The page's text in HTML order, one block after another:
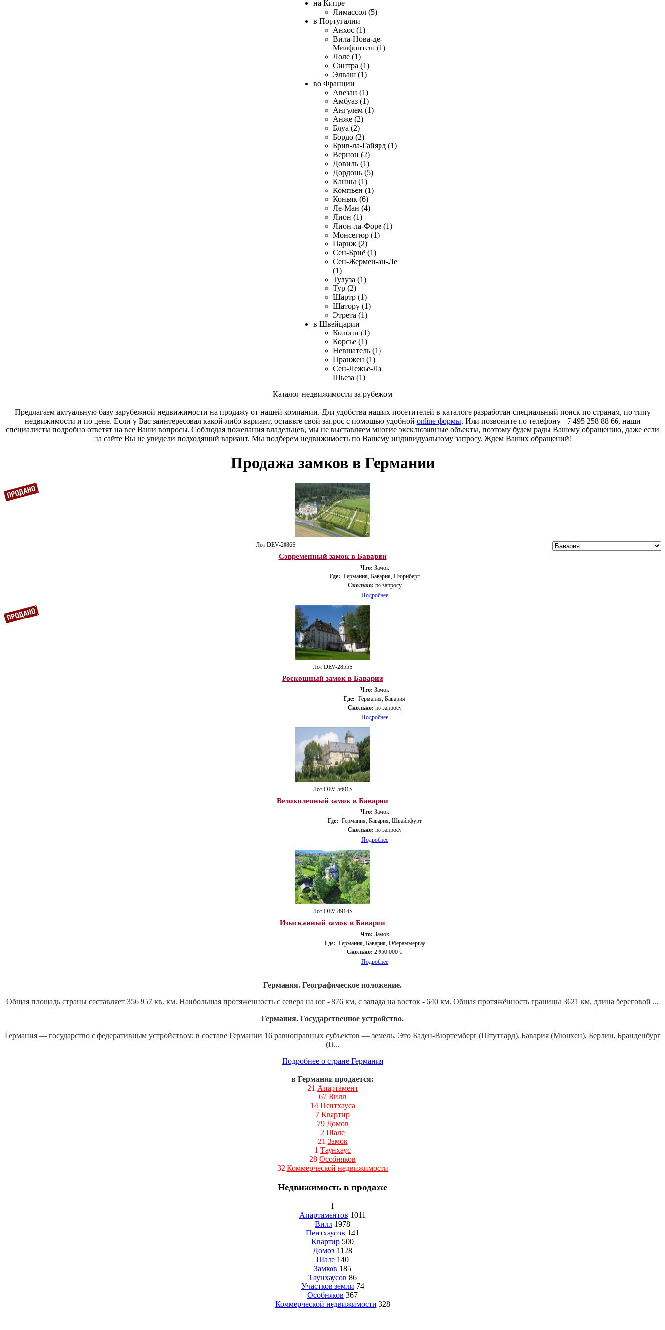
на Кипре
Лимассол (5)
в Португалии
Анхос (1)
Вила-Нова-де-
Милфонтеш (1)
Лоле (1)
Синтра (1)
Элваш (1)
во Франции
Авезан (1)
Амбуаз (1)
Ангулем (1)
Анже (2)
Блуа (2)
Бордо (2)
Брив-ла-Гайярд (1)
Вернон (2)
Довиль (1)
Дордонь (5)
Канны (1)
Компьен (1)
Коньяк (6)
Ле-Ман (4)
Лион (1)
Лион-ла-Форе (1)
Монсегюр (1)
Париж (2)
Сен-Бриё (1)
Сен-Жермен-ан-Ле
(1)
Тулуза (1)
Тур (2)
Шартр (1)
Шатору (1)
Этрета (1)
в Швейцарии
Колони (1)
Корсье (1)
Невшатель (1)
Пранжен (1)
Сен-Лежье-Ла
Шьеза (1)
Каталог недвижимости за рубежом
Предлагаем актуальную базу зарубежной недвижимости на продажу от нашей компании. Для удобства наших посетителей в каталоге разработан специальный поиск по странам, по типу
недвижимости и по цене. Если у Вас заинтересовал какой-либо вариант, оставьте свой запрос с помощью удобной online формы. Или позвоните по телефону +7 495 258 88 66, наши
специалисты подробно ответят на все Ваши вопросы. Соблюдая пожелания владельцев, мы не выставляем многие эксклюзивные объекты, поэтому будем рады Вашему обращению, даже если
на сайте Вы не увидели подходящий вариант. Мы подберем недвижимость по Вашему индивидуальному запросу. Ждем Ваших обращений!
Продажа замков в Германии
Лот DEV-2086S
Современный замок в Баварии
Что: Замок
Где: Германия, Бавария, Нюрнберг
Сколько: по запросу
Подробнее
Лот DEV-2855S
Роскошный замок в Баварии
Что: Замок
Где: Германия, Бавария
Сколько: по запросу
Подробнее
Лот DEV-5601S
Великолепный замок в Баварии
Что: Замок
Где: Германия, Бавария, Швайнфурт
Сколько: по запросу
Подробнее
Лот DEV-8914S
Изысканный замок в Баварии
Что: Замок
Где: Германия, Бавария, Обераммергау
Сколько: 2.950.000 €
Подробнее
Германия. Географическое положение.
Общая площадь страны составляет 356 957 кв. км. Наибольшая протяженность с севера на юг - 876 км, с запада на восток - 640 км. Общая протяжённость границы 3621 км, длина береговой ...
Германия. Государственное устройство.
Германия — государство с федеративным устройством; в составе Германии 16 равноправных субъектов — земель. Это Баден-Вюртемберг (Штутгард), Бавария (Мюнхен), Берлин, Бранденбург
(П...
Подробнее о стране Германия
в Германии продается:
21 Апартамент
67 Вилл
14 Пентхауса
7 Квартир
79 Домов
2 Шале
21 Замок
1 Таунхаус
28 Особняков
32 Коммерческой недвижимости
Недвижимость в продаже
1
Апартаментов 1011
Вилл 1978
Пентхаусов 141
Квартир 500
Домов 1128
Шале 140
Замков 185
Таунхаусов 86
Участков земли 74
Особняков 367
Коммерческой недвижимости 328